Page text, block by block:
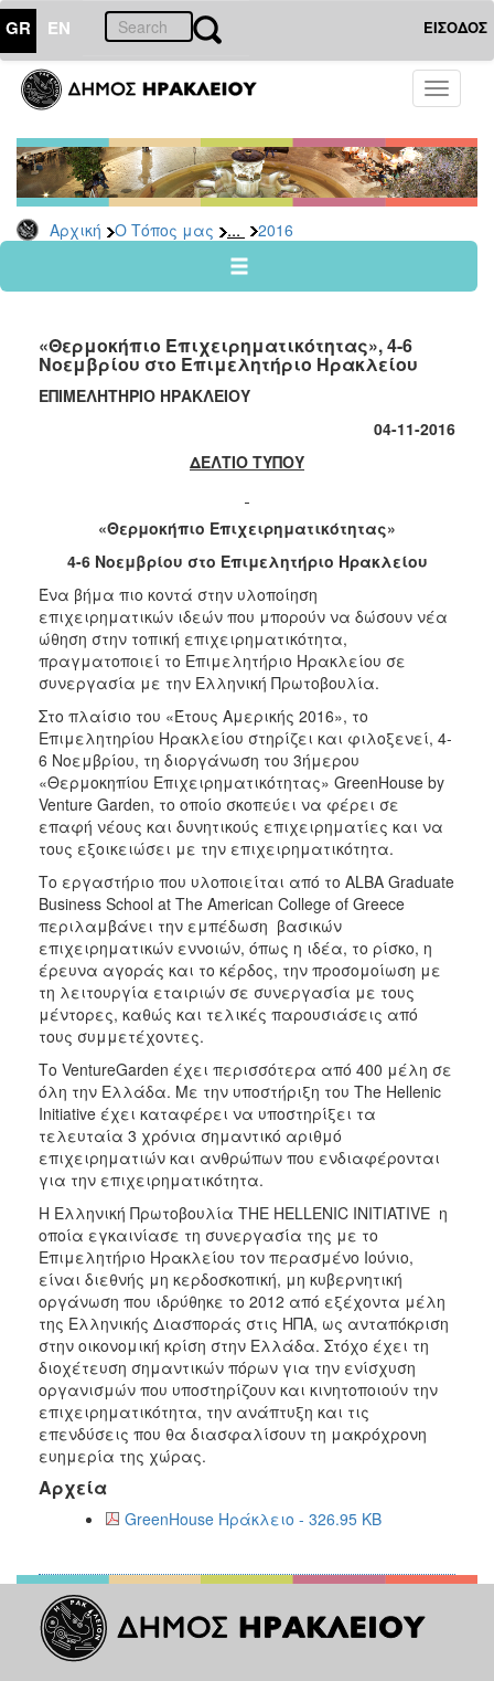
GR EN ΕΙΣΟΔΟΣ
Toggle
Αρχική Ο Τόπος μας ... 2016
ΤΟΠΟΣ
ΜΑΣ
Ανακοινώσεις
Αρχείο
2026
2024
2022
2021
2017
2016
2015
2012
2011
ΔΗΜΟΣ
ΠΟΛΙΤΙΣΜΟΣ
ΑΝΘΕΚΤΙΚΗ
ΠΟΛΗ
«Θερμοκήπιο Επιχειρηματικότητας», 4-6
Νοεμβρίου στο Επιμελητήριο Ηρακλείου
ΕΠΙΜΕΛΗΤΗΡΙΟ ΗΡΑΚΛΕΙΟΥ
04-11-2016
ΔΕΛΤΙΟ ΤΥΠΟΥ
«Θερμοκήπιο Επιχειρηματικότητας»
4-6 Νοεμβρίου στο Επιμελητήριο Ηρακλείου
Ένα βήμα πιο κοντά στην υλοποίηση
επιχειρηματικών ιδεών που μπορούν να δώσουν νέα
ώθηση στην τοπική επιχειρηματικότητα,
πραγματοποιεί το Επιμελητήριο Ηρακλείου σε
συνεργασία με την Ελληνική Πρωτοβουλία.
Στο πλαίσιο του «Έτους Αμερικής 2016», το
Επιμελητηρίου Ηρακλείου στηρίζει και φιλοξενεί, 4-
6 Νοεμβρίου, τη διοργάνωση του 3ήμερου
«Θερμοκηπίου Επιχειρηματικότητας» GreenHouse by
Venture Garden, το οποίο σκοπεύει να φέρει σε
επαφή νέους και δυνητικούς επιχειρηματίες και να
τους εξοικειώσει με την επιχειρηματικότητα.
Το εργαστήριο που υλοποιείται από το ALBA Graduate
Business School at The American College of Greece
περιλαμβάνει την εμπέδωση βασικών
επιχειρηματικών εννοιών, όπως η ιδέα, το ρίσκο, η
έρευνα αγοράς και το κέρδος, την προσομοίωση με
τη λειτουργία εταιριών σε συνεργασία με τους
μέντορες, καθώς και τελικές παρουσιάσεις από
τους συμμετέχοντες.
Το VentureGarden έχει περισσότερα από 400 μέλη σε
όλη την Ελλάδα. Με την υποστήριξη του The Hellenic
Initiative έχει καταφέρει να υποστηρίξει τα
τελευταία 3 χρόνια σημαντικό αριθμό
επιχειρηματιών και ανθρώπων που ενδιαφέρονται
για την επιχειρηματικότητα.
Η Ελληνική Πρωτοβουλία THE HELLENIC INITIATIVE η
οποία εγκαινίασε τη συνεργασία της με το
Επιμελητήριο Ηρακλείου τον περασμένο Ιούνιο,
είναι διεθνής μη κερδοσκοπική, μη κυβερνητική
οργάνωση που ιδρύθηκε το 2012 από εξέχοντα μέλη
της Ελληνικής Διασποράς στις ΗΠΑ, ως ανταπόκριση
στην οικονομική κρίση στην Ελλάδα. Στόχο έχει τη
διοχέτευση σημαντικών πόρων για την ενίσχυση
οργανισμών που υποστηρίζουν και κινητοποιούν την
επιχειρηματικότητα, την ανάπτυξη και τις
επενδύσεις που θα διασφαλίσουν τη μακρόχρονη
ευημερία της χώρας.
Αρχεία
GreenHouse Ηράκλειο - 326.95 KB